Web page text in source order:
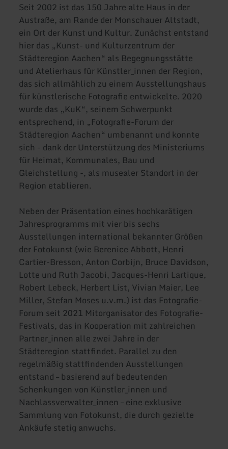
Seit 2002 ist das 150 Jahre alte Haus in der
Austraße, am Rande der Monschauer Altstadt,
ein Ort der Kunst und Kultur. Zunächst entstand
hier das „Kunst- und Kulturzentrum der
Städteregion Aachen“ als Begegnungsstätte
und Atelierhaus für Künstler_innen der Region,
das sich allmählich zu einem Ausstellungshaus
für künstlerische Fotografie entwickelte. 2020
wurde das „KuK“, seinem Schwerpunkt
entsprechend, in „Fotografie-Forum der
Städteregion Aachen“ umbenannt und konnte
sich - dank der Unterstützung des Ministeriums
für Heimat, Kommunales, Bau und
Gleichstellung -, als musealer Standort in der
Region etablieren.
Neben der Präsentation eines hochkarätigen
Jahresprogramms mit vier bis sechs
Ausstellungen international bekannter Größen
der Fotokunst (wie Berenice Abbott, Henri
Cartier-Bresson, Anton Corbijn, Bruce Davidson,
Lotte und Ruth Jacobi, Jacques-Henri Lartique,
Robert Lebeck, Herbert List, Vivian Maier, Lee
Miller, Stefan Moses u.v.m.) ist das Fotografie-
Forum seit 2021 Mitorganisator des Fotografie-
Festivals, das in Kooperation mit zahlreichen
Partner_innen alle zwei Jahre in der
Städteregion stattfindet. Parallel zu den
regelmäßig stattfindenden Ausstellungen
entstand – basierend auf bedeutenden
Schenkungen von Künstler_innen und
Nachlassverwalter_innen – eine exklusive
Sammlung von Fotokunst, die durch gezielte
Ankäufe stetig anwuchs.